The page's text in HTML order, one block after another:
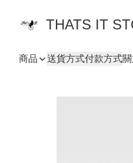
THATS IT
商品 送貨方式付款方式